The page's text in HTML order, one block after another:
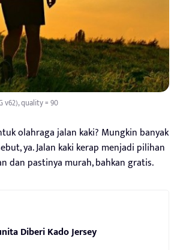
v62), quality = 90
olahraga jalan kaki? Mungkin banyak
ya. Jalan kaki kerap menjadi pilihan
dan pastinya murah, bahkan gratis.
Diberi Kado Jersey